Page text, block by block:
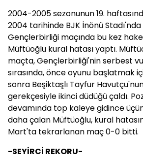
2004-2005 sezonunun 19.
2004 tarihinde BJK İnönü
Gençlerbirliği maçında bu kez
Müftüoğlu kural hatası yaptı.
maçta, Gençlerbirliği'nin serbest
sırasında, önce oyunu başlatmak
sonra Beşiktaşlı Tayfur
gerekçesiyle ikinci düdüğü çaldı.
devamında top kaleye gidince
daha çalan Müftüoğlu, kural
Mart'ta tekrarlanan maç 0-0 bitti.
-SEYİRCİ REKORU-